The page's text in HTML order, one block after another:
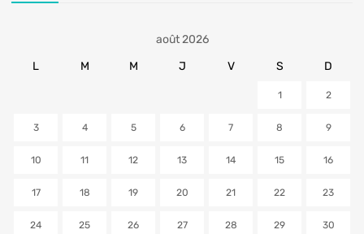
août 2026
L
M M J V S D
1 2
3 4 5 6 7 8 9
10 11 12 13 14 15 16
17 18 19 20 21 22 23
24 25 26 27 28 29 30